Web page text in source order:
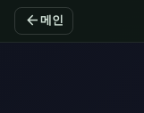
arrow_back 메인